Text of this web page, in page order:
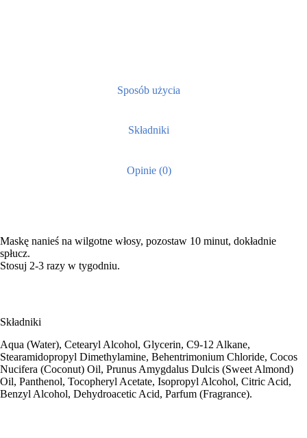
Sposób użycia
Składniki
Opinie (0)
Maskę nanieś na wilgotne włosy, pozostaw 10 minut, dokładnie
spłucz.
Stosuj 2-3 razy w tygodniu.
Składniki
Aqua (Water), Cetearyl Alcohol, Glycerin, C9-12 Alkane,
Stearamidopropyl Dimethylamine, Behentrimonium Chloride, Cocos
Nucifera (Coconut) Oil, Prunus Amygdalus Dulcis (Sweet Almond)
Oil, Panthenol, Tocopheryl Acetate, Isopropyl Alcohol, Citric Acid,
Benzyl Alcohol, Dehydroacetic Acid, Parfum (Fragrance).